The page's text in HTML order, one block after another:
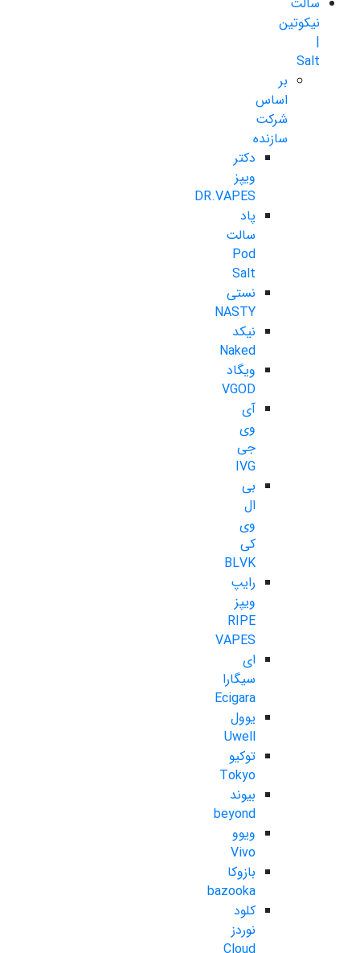
نیکوتین
|
Salt
بر
اساس
شرکت
سازنده
دکتر
ویپز
DR.VAPES
پاد
سالت
Pod
Salt
نستی
NASTY
نیکد
Naked
ویگاد
VGOD
آی
وی
جی
IVG
بی
ال
وی
کی
BLVK
رایپ
ویپز
RIPE
VAPES
ای
سیگارا
Ecigara
یوول
Uwell
توکیو
Tokyo
بیوند
beyond
ویوو
Vivo
بازوکا
bazooka
کلود
نوردز